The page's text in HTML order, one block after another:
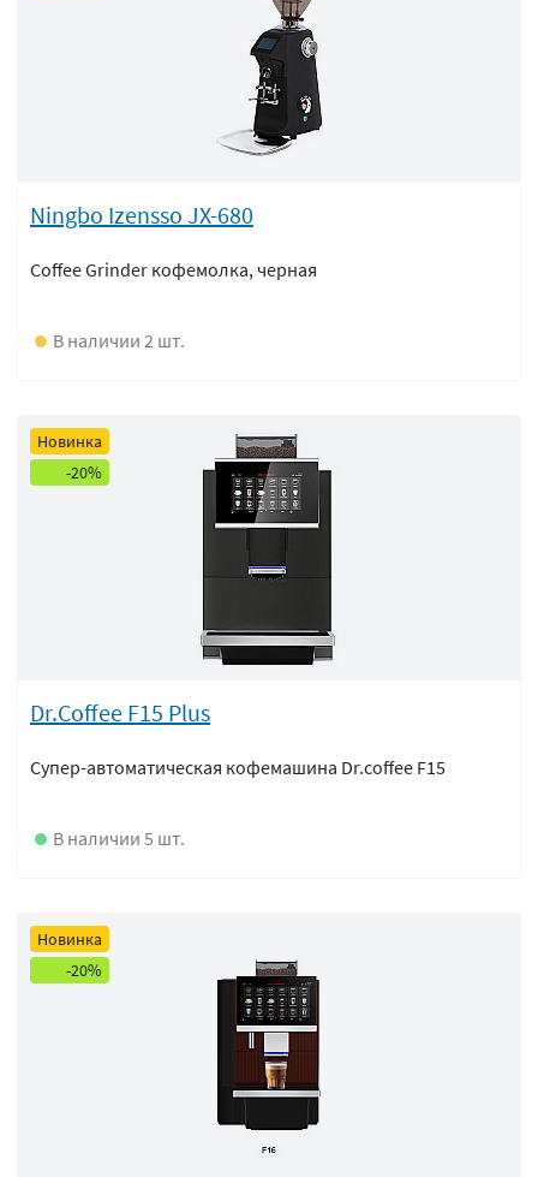
Ningbo Izensso JX-680
Coffee Grinder кофемолка, черная
В наличии 2 шт.
Новинка
-20%
Dr.Сoffee F15 Plus
Супер-автоматическая кофемашина Dr.coffee F15
В наличии 5 шт.
Новинка
-20%